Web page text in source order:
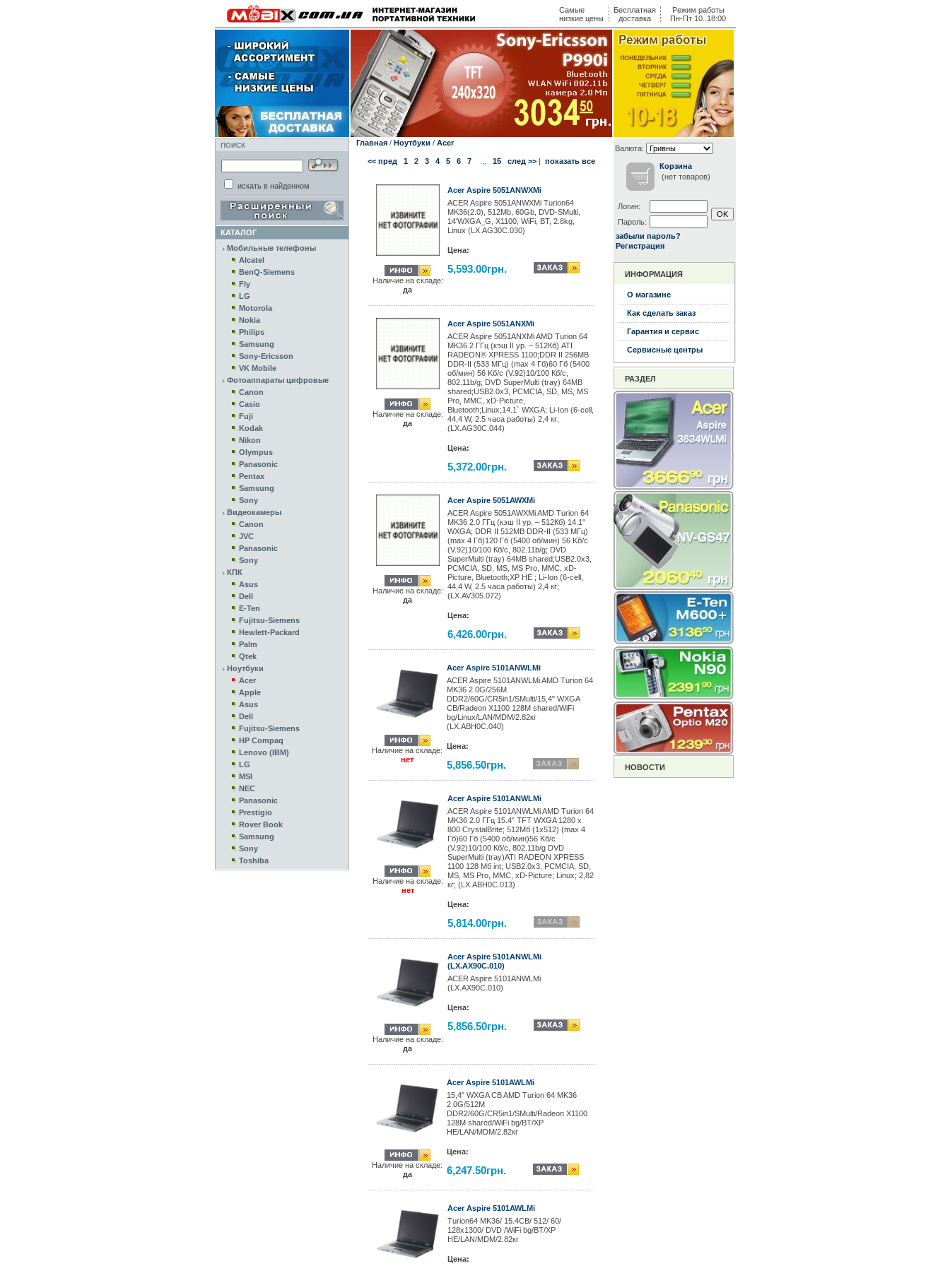
Самые
низкие цены
Бесплатная
доставка
Режим работы
Пн-Пт 10..18:00
ПОИСК
искать в найденном
КАТАЛОГ
Мобильные телефоны
Alcatel
BenQ-Siemens
Fly
LG
Motorola
Nokia
Philips
Samsung
Sony-Ericsson
VK Mobile
Фотоаппараты цифровые
Canon
Casio
Fuji
Kodak
Nikon
Olympus
Panasonic
Pentax
Samsung
Sony
Видеокамеры
Canon
JVC
Panasonic
Sony
КПК
Asus
Dell
E-Ten
Fujitsu-Siemens
Hewlett-Packard
Palm
Qtek
Ноутбуки
Acer
Apple
Asus
Dell
Fujitsu-Siemens
HP Compaq
Lenovo (IBM)
LG
MSI
NEC
Panasonic
Prestigio
Rover Book
Samsung
Sony
Toshiba
Главная/ Ноутбуки / Acer
<< пред 1 2 3 4 5 6 7... 15 след >>| показать все
Наличие на складе:
да
Acer Aspire 5051ANWXMi
ACER Aspire 5051ANWXMi Turion64
MK36(2.0), 512Mb, 60Gb, DVD-SMulti,
14'WXGA_G, X1100, WiFi, BT, 2.8kg,
Linux (LX.AG30C.030)
Цена:
5,593.00грн.
Наличие на складе:
да
Acer Aspire 5051ANXMi
ACER Aspire 5051ANXMi AMD Turion 64
MK36 2 ГГц (кэш II ур. – 512Кб) ATI
RADEON® XPRESS 1100;DDR II 256MB
DDR-II (533 МГц) (max 4 Гб)60 Гб (5400
об/мин) 56 Kб/с (V.92)10/100 Кб/с,
802.11b/g; DVD SuperMulti (tray) 64MB
shared;USB2.0x3, PCMCIA, SD, MS, MS
Pro, MMC, xD-Picture,
Bluetooth;Linux;14.1` WXGA; Li-Ion (6-cell,
44,4 W, 2.5 часa работы) 2,4 кг;
(LX.AG30C.044)
Цена:
5,372.00грн.
Наличие на складе:
да
Acer Aspire 5051AWXMi
ACER Aspire 5051AWXMi AMD Turion 64
MK36 2.0 ГГц (кэш II ур. – 512Кб) 14.1"
WXGA; DDR II 512MB DDR-II (533 МГц)
(max 4 Гб)120 Гб (5400 об/мин) 56 Kб/с
(V.92)10/100 Кб/с, 802.11b/g; DVD
SuperMulti (tray) 64MB shared;USB2.0x3,
PCMCIA, SD, MS, MS Pro, MMC, xD-
Picture, Bluetooth;XP HE ; Li-Ion (6-cell,
44,4 W, 2.5 часa работы) 2,4 кг;
(LX.AV305.072)
Цена:
6,426.00грн.
Наличие на складе:
нет
Acer Aspire 5101ANWLMi
ACER Aspire 5101ANWLMi AMD Turion 64
MK36 2.0G/256M
DDR2/60G/CR5in1/SMulti/15,4" WXGA
CB/Radeon X1100 128M shared/WiFi
bg/Linux/LAN/MDM/2.82кг
(LX.ABH0C.040)
Цена:
5,856.50грн.
Наличие на складе:
нет
Acer Aspire 5101ANWLMi
ACER Aspire 5101ANWLMi AMD Turion 64
MK36 2.0 ГГц 15.4” TFT WXGA 1280 x
800 CrystalBrite; 512Mб (1x512) (max 4
Гб)60 Гб (5400 об/мин)56 Kб/с
(V.92)10/100 Кб/с, 802.11b/g DVD
SuperMulti (tray)ATI RADEON XPRESS
1100 128 Мб int; USB2.0x3, PCMCIA, SD,
MS, MS Pro, MMC, xD-Picture; Linux; 2,82
кг; (LX.ABH0C.013)
Цена:
5,814.00грн.
Наличие на складе:
да
Acer Aspire 5101ANWLMi
(LX.AX90C.010)
ACER Aspire 5101ANWLMi
(LX.AX90C.010)
Цена:
5,856.50грн.
Наличие на складе:
да
Acer Aspire 5101AWLMi
15,4" WXGA CB AMD Turion 64 MK36
2.0G/512M
DDR2/60G/CR5in1/SMulti/Radeon X1100
128M shared/WiFi bg/BT/XP
HE/LAN/MDM/2.82кг
Цена:
6,247.50грн.
Acer Aspire 5101AWLMi
Turion64 MK36/ 15.4CB/ 512/ 60/
128x1300/ DVD /WiFi bg/BT/XP
HE/LAN/MDM/2.82кг
Цена:
Валюта:
Корзина
(нет товаров)
Логин:
Пароль:
забыли пароль?
Регистрация
ИНФОРМАЦИЯ
О магазине
Как сделать заказ
Гарантия и сервис
Сервисные центры
РАЗДЕЛ
НОВОСТИ